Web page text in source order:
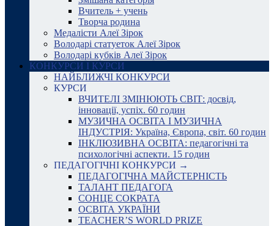
Вчитель + учень
Творча родина
Медалісти Алеї Зірок
Володарі статуеток Алеї Зірок
Володарі кубків Алеї Зірок
КОНКУРСИ І КУРСИ
НАЙБЛИЖЧІ КОНКУРСИ
КУРСИ
ВЧИТЕЛІ ЗМІНЮЮТЬ СВІТ: досвід,
інновації, успіх. 60 годин
МУЗИЧНА ОСВІТА І МУЗИЧНА
ІНДУСТРІЯ: Україна, Європа, світ. 60 годин
ІНКЛЮЗИВНА ОСВІТА: педагогічні та
психологічні аспекти. 15 годин
ПЕДАГОГІЧНІ КОНКУРСИ →
ПЕДАГОГІЧНА МАЙСТЕРНІСТЬ
ТАЛАНТ ПЕДАГОГА
СОНЦЕ СОКРАТА
ОСВІТА УКРАЇНИ
TEACHER’S WORLD PRIZE